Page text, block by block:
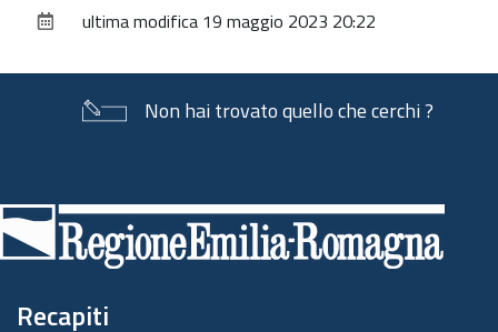
documentoultima modifica 19 maggio 2023 20:22
Non hai trovato quello che cerchi ?
di
pagina
Recapiti